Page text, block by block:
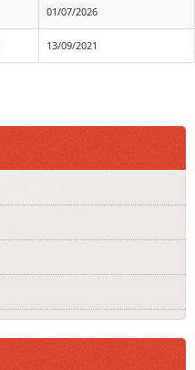
01/07/2026
13/09/2021